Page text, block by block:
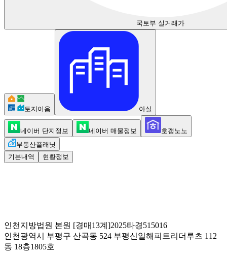
국토부 실거래가
토지이음 아실
네이버 단지정보 네이버 매물정보
호갱노노
부동산플래닛
기본내역
현황정보
인천지방법원 본원 [경매13계]2025타경515016
인천광역시 부평구 산곡동 524 부평신일해피트리더루츠 112
동 18층1805호